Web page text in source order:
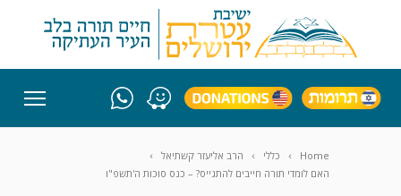
Home כללי
הרב אליעזר קשתיאל
האם לומדי תורה חייבים להתגייס? – כנס סוכות ה'תשפ"ו